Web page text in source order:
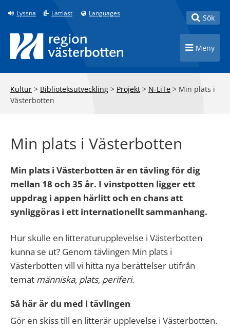
Till innehåll på sidan
Lyssna Lättläst Languages Toggle
Sök
Toggle
Meny
Kultur > Biblioteksutveckling > Projekt > N-LiTe > Min plats i
Västerbotten
Min plats i Västerbotten
Min plats i Västerbotten är en tävling för dig
mellan 18 och 35 år. I vinstpotten ligger ett
uppdrag i appen härlitt och en chans att
synliggöras i ett internationellt sammanhang.
Hur skulle en litteraturupplevelse i Västerbotten
kunna se ut? Genom tävlingen Min plats i
Västerbotten vill vi hitta nya berättelser utifrån
temat människa, plats, periferi.
Så här är du med i tävlingen
Gör en skiss till en litterär upplevelse i Västerbotten.